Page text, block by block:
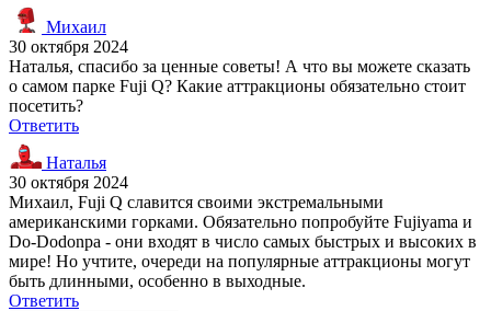
Михаил
30 октября 2024
Наталья, спасибо за ценные советы! А что вы можете сказать
о самом парке Fuji Q? Какие аттракционы обязательно стоит
посетить?
Ответить
Наталья
30 октября 2024
Михаил, Fuji Q славится своими экстремальными
американскими горками. Обязательно попробуйте Fujiyama и
Do-Dodonpa - они входят в число самых быстрых и высоких в
мире! Но учтите, очереди на популярные аттракционы могут
быть длинными, особенно в выходные.
Ответить